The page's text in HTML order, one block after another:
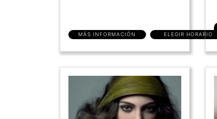
MÁS INFORMACIÓN ELEGIR HORARIO